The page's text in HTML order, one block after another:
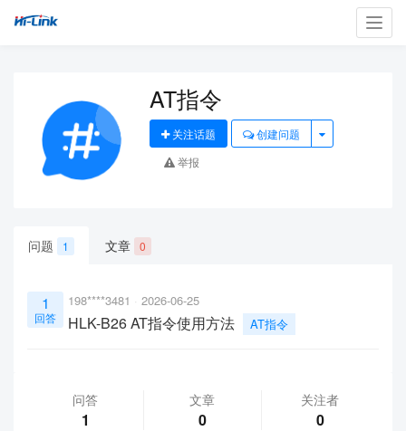
AT指令
关注话题
创建问题
举报
问题 1 文章 0
1
回答
198****3481 2026-06-25
HLK-B26 AT指令使用方法 AT指令
问答
1
文章
0
关注者
0